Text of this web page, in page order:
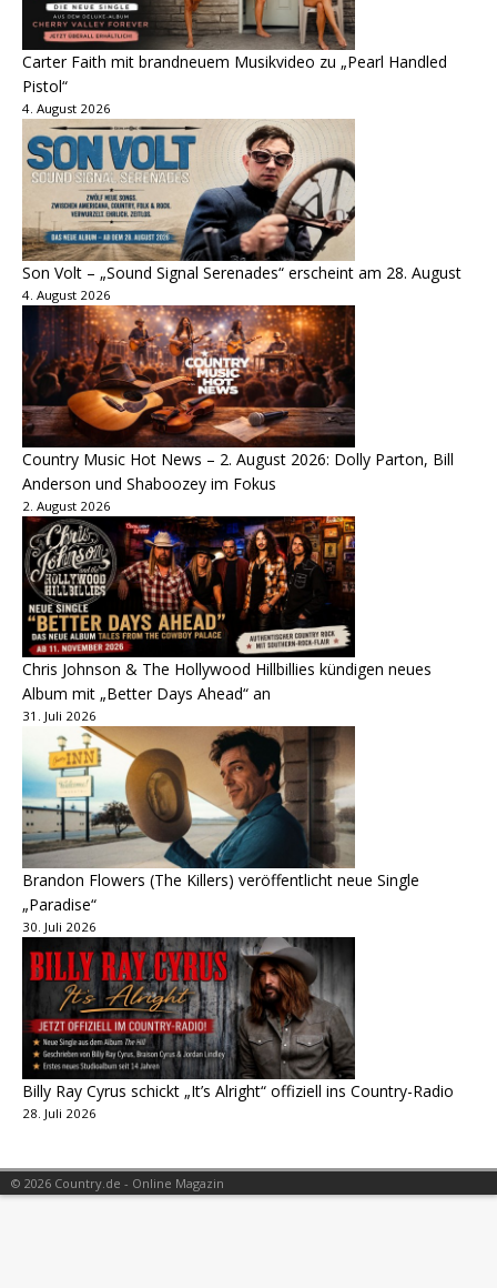
Carter Faith mit brandneuem Musikvideo zu „Pearl Handled
Pistol“
4. August 2026
Son Volt – „Sound Signal Serenades“ erscheint am 28. August
4. August 2026
Country Music Hot News – 2. August 2026: Dolly Parton, Bill
Anderson und Shaboozey im Fokus
2. August 2026
Chris Johnson & The Hollywood Hillbillies kündigen neues
Album mit „Better Days Ahead“ an
31. Juli 2026
Brandon Flowers (The Killers) veröffentlicht neue Single
„Paradise“
30. Juli 2026
Billy Ray Cyrus schickt „It’s Alright“ offiziell ins Country-Radio
28. Juli 2026
© 2026 Country.de - Online Magazin